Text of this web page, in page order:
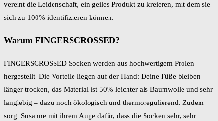
vereint die Leidenschaft, ein geiles Produkt zu kreieren, mit dem sie
sich zu 100% identifizieren können.
Warum FINGERSCROSSED?
FINGERSCROSSED Socken werden aus hochwertigem Prolen
hergestellt. Die Vorteile liegen auf der Hand: Deine Füße bleiben
länger trocken, das Material ist 50% leichter als Baumwolle und sehr
langlebig – dazu noch ökologisch und thermoregulierend. Zudem
sorgt Susanne mit ihrem Auge dafür, dass die Socken sehr, sehr